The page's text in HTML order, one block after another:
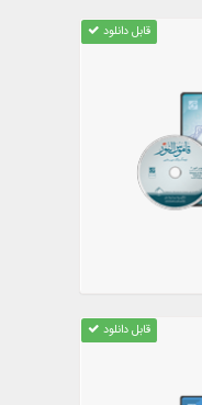
قابل دانلود
قابل دانلود